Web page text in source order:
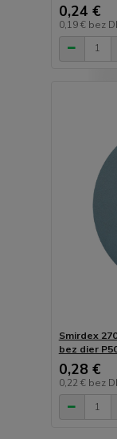
0,24 €
0,19 € bez
Smirdex
bez dier
0,28 €
0,22 € bez